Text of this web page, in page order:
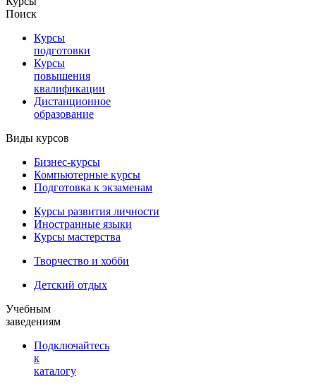
Поиск
Курсы
подготовки
Курсы
повышения
квалификации
Дистанционное
образование
Виды курсов
Бизнес-курсы
Компьютерные курсы
Подготовка к экзаменам
Курсы развития личности
Иностранные языки
Курсы мастерства
Творчество и хобби
Детский отдых
Учебным
заведениям
Подключайтесь
к
каталогу